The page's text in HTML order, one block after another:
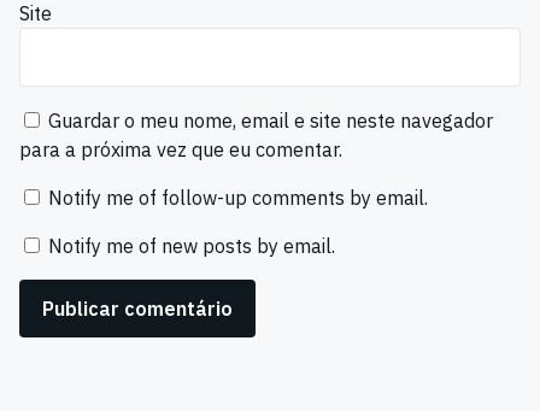
Site
Guardar o meu nome, email e site neste navegador
para a próxima vez que eu comentar.
Notify me of follow-up comments by email.
Notify me of new posts by email.